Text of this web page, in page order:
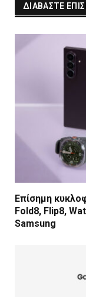
ΔΙΑΒΑΣΤΕ
Επίσημη
Fold8, Flip8,
Samsung